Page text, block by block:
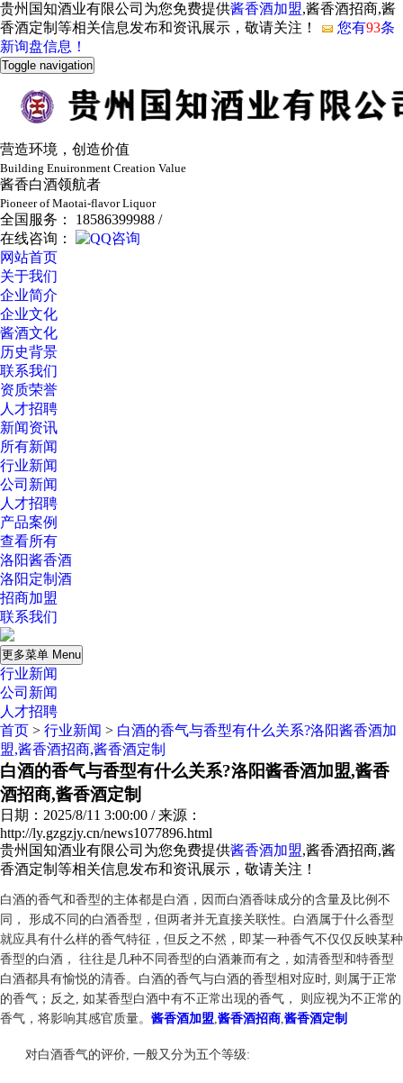
贵州国知酒业有限公司为您免费提供酱香酒加盟,酱香酒招商,酱
香酒定制等相关信息发布和资讯展示，敬请关注！
您有93条
新询盘信息！
Toggle navigation
营造环境，创造价值
Building Enuironment Creation Value
酱香白酒领航者
Pioneer of Maotai-flavor Liquor
全国服务： 18586399988 /
在线咨询：
网站首页
关于我们
企业简介
企业文化
酱酒文化
历史背景
联系我们
资质荣誉
人才招聘
新闻资讯
所有新闻
行业新闻
公司新闻
人才招聘
产品案例
查看所有
洛阳酱香酒
洛阳定制酒
招商加盟
联系我们
更多菜单 Menu
行业新闻
公司新闻
人才招聘
首页 > 行业新闻 > 白酒的香气与香型有什么关系?洛阳酱香酒加
盟,酱香酒招商,酱香酒定制
白酒的香气与香型有什么关系?洛阳酱香酒加盟,酱香
酒招商,酱香酒定制
日期：2025/8/11 3:00:00 / 来源：
http://ly.gzgzjy.cn/news1077896.html
贵州国知酒业有限公司为您免费提供酱香酒加盟,酱香酒招商,酱
香酒定制等相关信息发布和资讯展示，敬请关注！
白酒的香气和香型的主体都是白酒，因而白酒香味成分的含量及比例不
同， 形成不同的白酒香型，但两者并无直接关联性。白酒属于什么香型
就应具有什么样的香气特征，但反之不然，即某一种香气不仅仅反映某种
香型的白酒， 往往是几种不同香型的白酒兼而有之，如清香型和特香型
白酒都具有愉悦的清香。白酒的香气与白酒的香型相对应时, 则属于正常
的香气；反之, 如某香型白酒中有不正常出现的香气， 则应视为不正常的
香气，将影响其感官质量。 酱香酒加盟,酱香酒招商,酱香酒定制
对白酒香气的评价, 一般又分为五个等级: